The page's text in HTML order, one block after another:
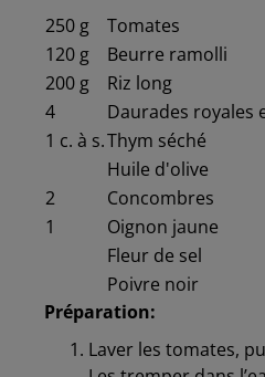
250 g
Tomates
120 g
Beurre ramolli
200 g
Riz long
4
Daurades royales
1 c. à s.Thym séché
Huile d'olive
2
Concombres
1
Oignon jaune
Fleur de sel
Poivre noir
Préparation:
Laver les tomates,